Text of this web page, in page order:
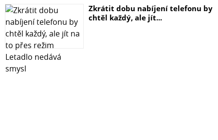
Zkrátit dobu nabíjení telefonu by
chtěl každý, ale jít...